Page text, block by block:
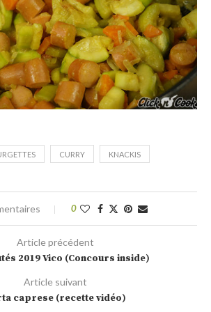
CURRY KNACKIS
0
Article précédent
2019 Vico (Concours inside)
Article suivant
caprese (recette vidéo)